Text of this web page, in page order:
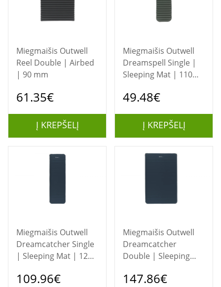
Miegmaišis Outwell
Reel Double | Airbed
| 90 mm
61.35€
Į KREPŠELĮ
Miegmaišis Outwell
Dreamspell Single |
Sleeping Mat | 110
49.48€
Į KREPŠELĮ
Miegmaišis Outwell
Dreamcatcher Single
| Sleeping Mat | 120
109.96€
Miegmaišis Outwell
Dreamcatcher
Double | Sleeping
147.86€